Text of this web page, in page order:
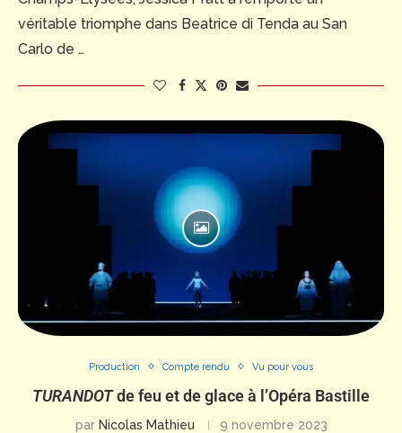
véritable triomphe dans Beatrice di Tenda au San
Carlo de …
Production Compte rendu Vu pour vous
TURANDOTde feu et de glace à l’Opéra Bastille
par Nicolas Mathieu 9 novembre 2023